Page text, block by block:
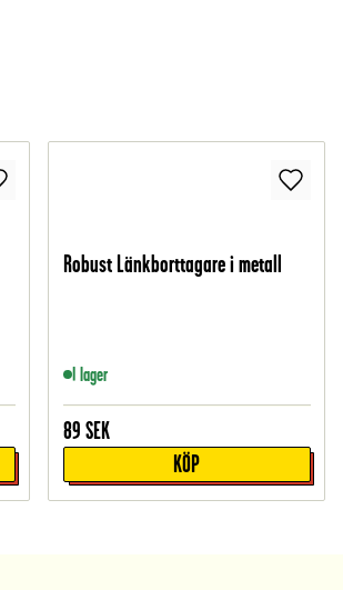
Robust Länkborttagare i metall
I lager
89 SEK
KÖP